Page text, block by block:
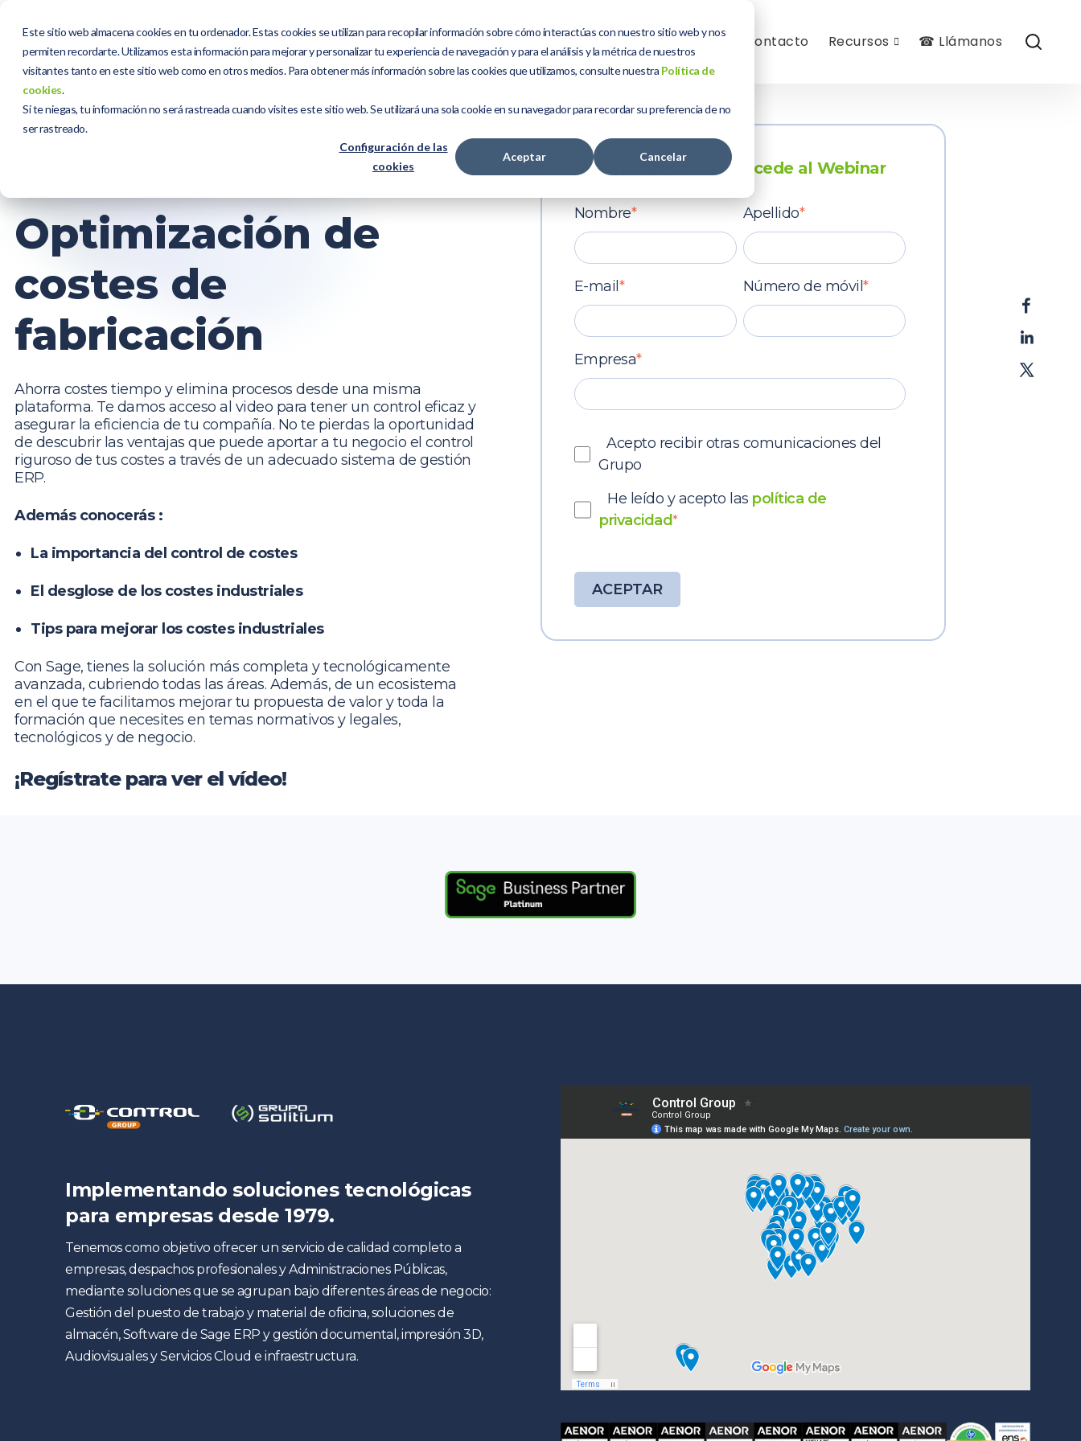
Este sitio web almacena cookies en tu ordenador. Estas cookies se utilizan para recopilar información sobre cómo interactúas con nuestro sitio web y nos
permiten recordarte. Utilizamos esta información para mejorar y personalizar tu experiencia de navegación y para el análisis y la métrica de nuestros
visitantes tanto en este sitio web como en otros medios. Para obtener más información sobre las cookies que utilizamos, consulte nuestra Política de
cookies.
Si te niegas, tu información no será rastreada cuando visites este sitio web. Se utilizará una sola cookie en su navegador para recordar su preferencia de no
ser rastreado.
Configuración de las
cookies
Aceptar Cancelar
Servicios Kit Digital Sobre Nosotros Blog Contacto Recursos ☎ Llámanos
00:25:00 h
Optimización de
costes de
fabricación
Ahorra costes tiempo y elimina procesos desde una misma
plataforma. Te damos acceso al video para tener un control eficaz y
asegurar la eficiencia de tu compañía. No te pierdas la oportunidad
de descubrir las ventajas que puede aportar a tu negocio el control
riguroso de tus costes a través de un adecuado sistema de gestión
ERP.
Además conocerás :
La importancia del control de costes
El desglose de los costes industriales
Tips para mejorar los costes industriales
Con Sage, tienes la solución más completa y tecnológicamente
avanzada, cubriendo todas las áreas. Además, de un ecosistema
en el que te facilitamos mejorar tu propuesta de valor y toda la
formación que necesites en temas normativos y legales,
tecnológicos y de negocio.
¡Regístrate para ver el vídeo!
Rellena tus datos y accede al Webinar
Nombre* Apellido*
E-mail * Número de móvil*
Empresa*
Acepto recibir otras comunicaciones del
Grupo
He leído y acepto las política de
privacidad*
Implementando soluciones tecnológicas
para empresas desde 1979.
Tenemos como objetivo ofrecer un servicio de calidad completo a
empresas, despachos profesionales y Administraciones Públicas,
mediante soluciones que se agrupan bajo diferentes áreas de negocio:
Gestión del puesto de trabajo y material de oficina, soluciones de
almacén, Software de Sage ERP y gestión documental, impresión 3D,
Audiovisuales y Servicios Cloud e infraestructura.